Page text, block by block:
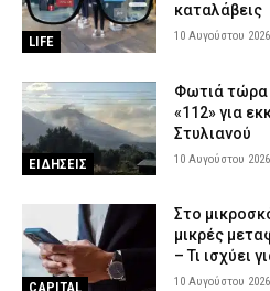
LIFE
καταλάβεις
10 Αυγούστου
ΕΙΔΗΣΕΙΣ
Φωτιά τώρα
«112» για
Στυλιανού
10 Αυγούστου
CAPITAL
Στο
μικρές
– Τι ισχύει
10 Αυγούστου